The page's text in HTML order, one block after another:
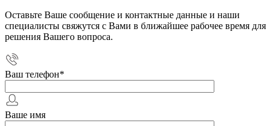
Оставьте Ваше сообщение и контактные данные и наши
специалисты свяжутся с Вами в ближайшее рабочее время для
решения Вашего вопроса.
Ваш телефон*
Ваше имя